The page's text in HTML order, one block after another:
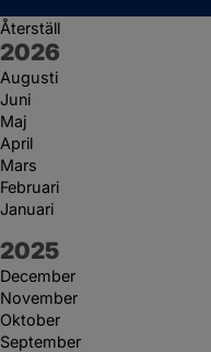
Återställ
År:
2026
Augusti
Juni
Maj
April
Mars
Februari
Januari
År:
2025
December
November
Oktober
September